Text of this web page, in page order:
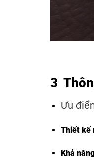
3
Ưu
Thiết kế
Khả